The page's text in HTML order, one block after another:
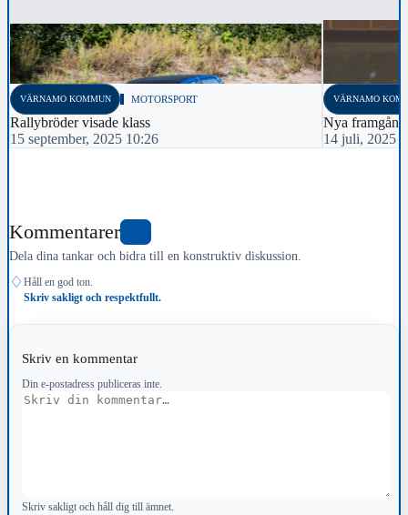
VÄRNAMO KOMMUN MOTORSPORT
Rallybröder visade klass
15 september, 2025 10:26
VÄRNAMO
Nya
14 juli, 2025
Kommentarer
Dela dina tankar och bidra till en konstruktiv diskussion.
♢ Håll en god ton.
Skriv sakligt och respektfullt.
Skriv en kommentar
Din e-postadress publiceras inte.
Kommentar
Skriv sakligt och håll dig till ämnet.